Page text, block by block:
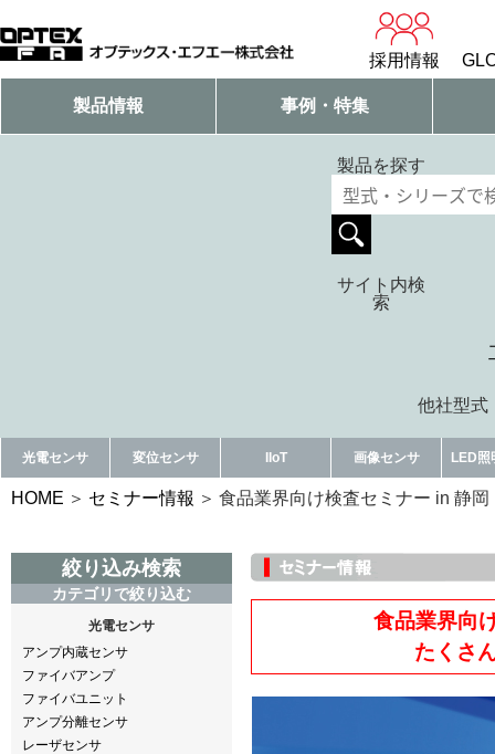
採用情報
製品情報 事例・特集
製品を探す
サイト内検
索
他社型式
光電センサ 変位センサ IIoT 画像センサ LED照
HOME セミナー情報 食品業界向け検査セミナー in 静岡
絞り込み検索
カテゴリで絞り込む
光電センサ
アンプ内蔵センサ
ファイバアンプ
ファイバユニット
アンプ分離センサ
レーザセンサ
食品業界向
たくさ